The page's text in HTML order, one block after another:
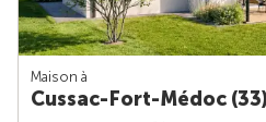
Maison à
Cussac-Fort-Médoc